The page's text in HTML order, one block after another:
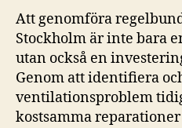
Att genomföra
Stockholm är inte bara
utan också en
Genom att identifiera
ventilationsproblem
kostsamma